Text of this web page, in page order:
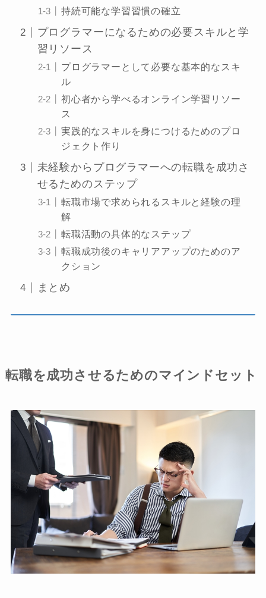
持続可能な学習習慣の確立
プログラマーになるための必要スキルと学
習リソース
プログラマーとして必要な基本的なスキ
ル
初心者から学べるオンライン学習リソー
ス
実践的なスキルを身につけるためのプロ
ジェクト作り
未経験からプログラマーへの転職を成功さ
せるためのステップ
転職市場で求められるスキルと経験の理
解
転職活動の具体的なステップ
転職成功後のキャリアアップのためのア
クション
まとめ
転職を成功させるためのマインドセット